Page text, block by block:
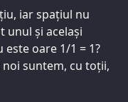
iar spațiul nu
unul și același
oare 1/1 = 1?
suntem, cu toții,